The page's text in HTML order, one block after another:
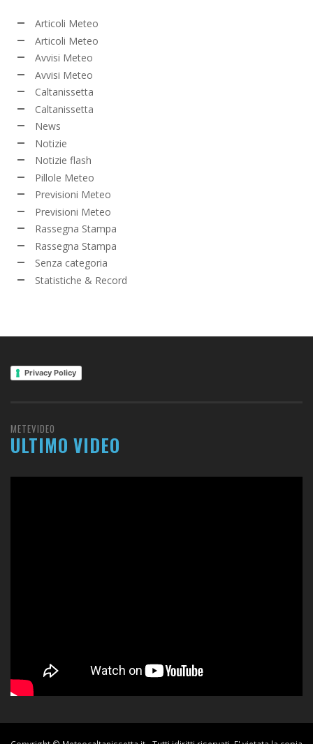
Articoli Meteo
Articoli Meteo
Avvisi Meteo
Avvisi Meteo
Caltanissetta
Caltanissetta
News
Notizie
Notizie flash
Pillole Meteo
Previsioni Meteo
Previsioni Meteo
Rassegna Stampa
Rassegna Stampa
Senza categoria
Statistiche & Record
Privacy Policy
METEVIDEO
ULTIMO VIDEO